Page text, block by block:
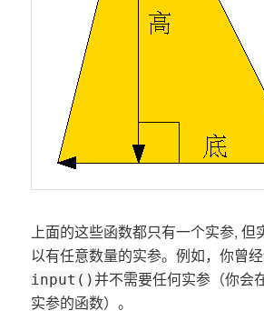
上面的这些函数都只有一个实参,
以有任意数量的实参。例如，你曾
input()并不需要任何实参（你会
实参的函数）。